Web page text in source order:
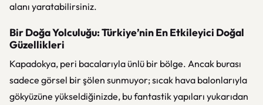
alanı yaratabilirsiniz.
Bir Doğa Yolculuğu: Türkiye’nin En Etkileyici Doğal
Güzellikleri
Kapadokya, peri bacalarıyla ünlü bir bölge. Ancak burası
sadece görsel bir şölen sunmuyor; sıcak hava balonlarıyla
gökyüzüne yükseldiğinizde, bu fantastik yapıları yukarıdan